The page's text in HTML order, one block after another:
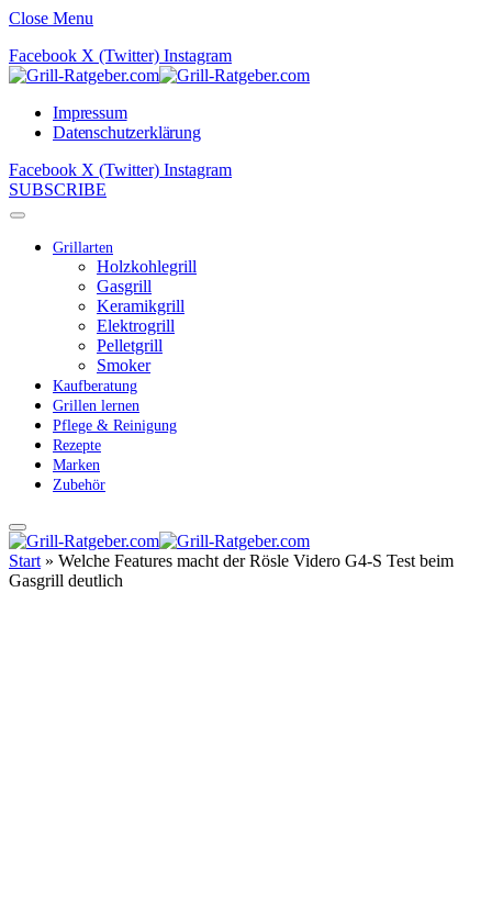
Close Menu
Facebook X (Twitter) Instagram
Impressum
Datenschutzerklärung
Facebook X (Twitter) Instagram
SUBSCRIBE
Grillarten
Holzkohlegrill
Gasgrill
Keramikgrill
Elektrogrill
Pelletgrill
Smoker
Kaufberatung
Grillen lernen
Pflege & Reinigung
Rezepte
Marken
Zubehör
Start » Welche Features macht der Rösle Videro G4-S Test beim
Gasgrill deutlich